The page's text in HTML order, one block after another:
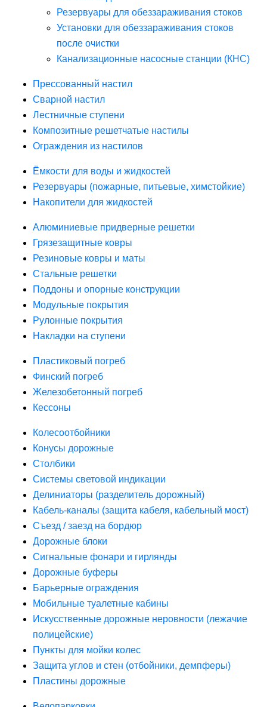
Резервуары для обеззараживания стоков
Установки для обеззараживания стоков
после очистки
Канализационные насосные станции (КНС)
Прессованный настил
Сварной настил
Лестничные ступени
Композитные решетчатые настилы
Ограждения из настилов
Ёмкости для воды и жидкостей
Резервуары (пожарные, питьевые, химстойкие)
Накопители для жидкостей
Алюминиевые придверные решетки
Грязезащитные ковры
Резиновые ковры и маты
Стальные решетки
Поддоны и опорные конструкции
Модульные покрытия
Рулонные покрытия
Накладки на ступени
Пластиковый погреб
Финский погреб
Железобетонный погреб
Кессоны
Колесоотбойники
Конусы дорожные
Столбики
Системы световой индикации
Делиниаторы (разделитель дорожный)
Кабель-каналы (защита кабеля, кабельный мост)
Съезд / заезд на бордюр
Дорожные блоки
Сигнальные фонари и гирлянды
Дорожные буферы
Барьерные ограждения
Мобильные туалетные кабины
Искусственные дорожные неровности (лежачие
полицейские)
Пункты для мойки колес
Защита углов и стен (отбойники, демпферы)
Пластины дорожные